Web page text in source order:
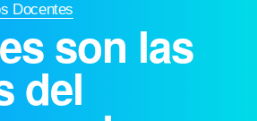
Docentes
son las
del